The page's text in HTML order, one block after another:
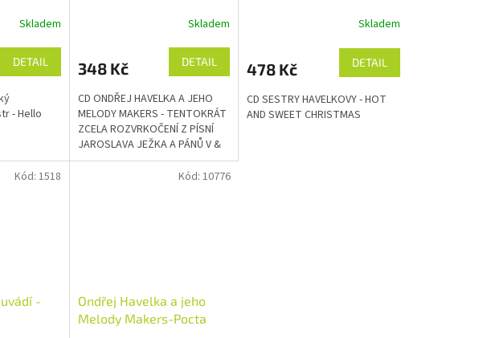
Skladem
DETAIL
- Hello
ROZVRKOČENÍ Z PÍSNÍ
JAROSLAVA JEŽKA A PÁNŮ
V & W
Skladem
348 Kč DETAIL
CD ONDŘEJ HAVELKA A JEHO
MELODY MAKERS - TENTOKRÁT
ZCELA ROZVRKOČENÍ Z PÍSNÍ
JAROSLAVA JEŽKA A PÁNŮ V &
W
Skladem
478 Kč DETAIL
CD SESTRY HAVELKOVY - HOT
AND SWEET CHRISTMAS
-
Kód: 1518
Ondřej Havelka a jeho
Melody Makers-Pocta
Kód:10776